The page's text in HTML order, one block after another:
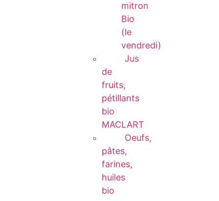
mitron
Bio
(le
vendredi)
Jus
de
fruits,
pétillants
bio
MACLART
Oeufs,
pâtes,
farines,
huiles
bio